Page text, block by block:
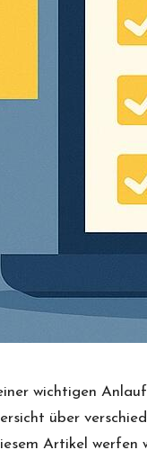
wichtigen
über
Artikel